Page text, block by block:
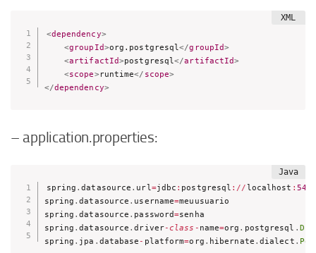
<dependency>
<groupId>org.postgresql</groupId>
<artifactId>postgresql</artifactId>
<scope> runtime</ scope>
</dependency>
– application.properties:
spring .datasource . url=jdbc : postgresql : //localhost :
spring .datasource . username=meuusuario
spring .datasource . password=senha
spring .datasource .driver-class - name=org . postgresql .
spring . jpa . database - platform=org . hibernate . dialect .